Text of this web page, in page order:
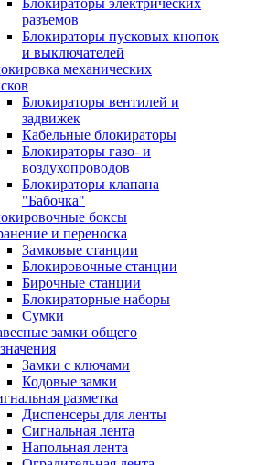
Блокираторы электрических
разъемов
Блокираторы пусковых кнопок
и выключателей
механических
Блокираторы вентилей и
задвижек
Кабельные блокираторы
Блокираторы газо- и
воздухопроводов
Блокираторы клапана
"Бабочка"
боксы
и переноска
Замковые станции
Блокировочные станции
Бирочные станции
Блокираторные наборы
Сумки
замки общего
Замки с ключами
Кодовые замки
разметка
Диспенсеры для ленты
Сигнальная лента
Напольная лента